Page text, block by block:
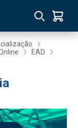
EAD